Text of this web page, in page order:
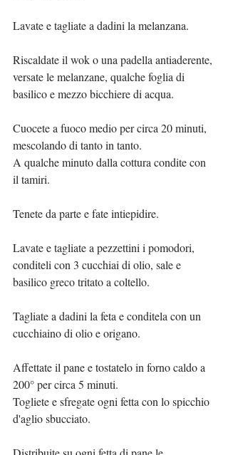
Lavate e tagliate a dadini la melanzana.
Riscaldate il wok o una padella antiaderente,
versate le melanzane, qualche foglia di
basilico e mezzo bicchiere di acqua.
Cuocete a fuoco medio per circa 20 minuti,
mescolando di tanto in tanto.
A qualche minuto dalla cottura condite con
il tamiri.
Tenete da parte e fate intiepidire.
Lavate e tagliate a pezzettini i pomodori,
conditeli con 3 cucchiai di olio, sale e
basilico greco tritato a coltello.
Tagliate a dadini la feta e conditela con un
cucchiaino di olio e origano.
Affettate il pane e tostatelo in forno caldo a
200° per circa 5 minuti.
Togliete e sfregate ogni fetta con lo spicchio
d'aglio sbucciato.